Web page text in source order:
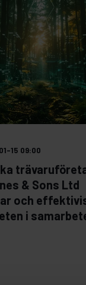
15 09:00
& Sons Ltd
och
i